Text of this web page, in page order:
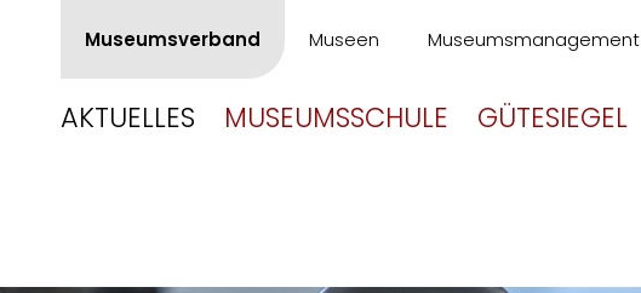
Museumsverband Museen Museumsmanagement
AKTUELLES MUSEUMSSCHULE GÜTESIEGEL